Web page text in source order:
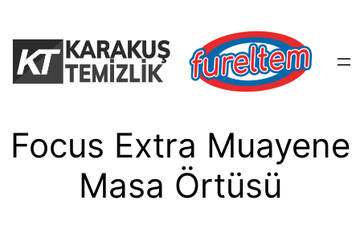
geç
Focus Extra Muayene
Masa Örtüsü